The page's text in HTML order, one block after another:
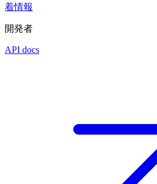
着情報
開発者
API docs